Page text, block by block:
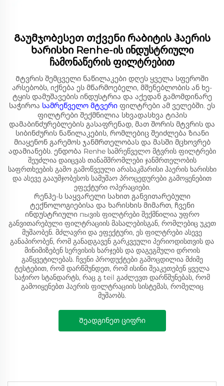
Გაუმჯობესეთ თქვენი რაბიტის ჰაერის
ხარისხი Renhe-ის ინდუსტრიული
ჩამონაწერის ფილტრებით
Მტვრის შემცველი ნაწილაკები დღეს ყველა სფეროში
არსებობს, იქნება ეს მწარმოებელი, მშენებლობის ან ხე-
ტყის დამუშავების ინდუსტრია და აქედან გამომდინარე
საჭიროა სამრეწველო მტვერი ფილტრები ამ ველებში. ეს
ფილტრები შექმნილია სხვადასხვა ტიპის
დამაბინძურებლების გასაფრენად, მათ შორის მტვრის და
სიბინძურის ნაწილაკების, რომლებიც შეიძლება ზიანი
მიაყენონ გარემოს ჯანმრთელობას და მასში მცხოვრებ
ადამიანებს. ენდობა Renhe სამრეწველო მტვრის ფილტრები
შეუძლია დაიცვას თანამშრომლები ჯანმრთელობის
საფრთხეების გამო გამოწვეული არასაკმარისი ჰაერის ხარისხი
და ასევე გააუმჯობესოს სამუშაო პროცედურები გამოყენებით
ეფექტური ოპერაციები.
Რენჰე-ს საყვარელი სახით განვითარებული
ტექნოლოგიებისა და ხარისხის მიმართ, ჩვენი
ინდუსტრიული пыვის ფილტრები შექმნილია უფრო
განვითარებული ფილტრაციის მასალებისგან, რომლებიც უკეთ
მუშაობენ. მძლავრი და ეფექტური, ეს ფილტრები ასევე
განაპირობენ, რომ განადგავენ გარკვეული პერიოდისთვის და
მინიმიზებენ სერვისის ხარჯებს და დაგეგმული დროის
გაწყვეტილებას. ჩვენი პროდუქტები გამოცდილია მძიმე
ტესტებით, რომ დარწმუნდეთ, რომ ისინი შეაკეთებენ ყველა
საჭირო სტანდარტს, რაც გ teil გაძლევთ დარწმუნებას, რომ
გამოიყენებთ ჰაერის ფილტრაციის სისტემას, რომელიც
მუშაობს.
Შეადგინეთ ციფრი